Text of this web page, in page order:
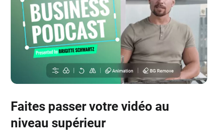
Faites passer votre vidéo au
niveau supérieur